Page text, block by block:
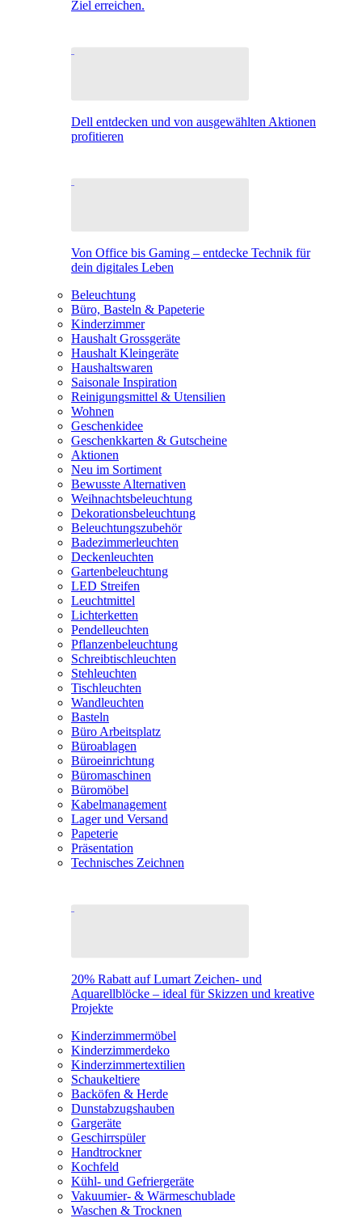
Ziel erreichen.
Dell entdecken und von ausgewählten Aktionen
profitieren
Von Office bis Gaming – entdecke Technik für
dein digitales Leben
Beleuchtung
Büro, Basteln & Papeterie
Kinderzimmer
Haushalt Grossgeräte
Haushalt Kleingeräte
Haushaltswaren
Saisonale Inspiration
Reinigungsmittel & Utensilien
Wohnen
Geschenkidee
Geschenkkarten & Gutscheine
Aktionen
Neu im Sortiment
Bewusste Alternativen
Weihnachtsbeleuchtung
Dekorationsbeleuchtung
Beleuchtungszubehör
Badezimmerleuchten
Deckenleuchten
Gartenbeleuchtung
LED Streifen
Leuchtmittel
Lichterketten
Pendelleuchten
Pflanzenbeleuchtung
Schreibtischleuchten
Stehleuchten
Tischleuchten
Wandleuchten
Basteln
Büro Arbeitsplatz
Büroablagen
Büroeinrichtung
Büromaschinen
Büromöbel
Kabelmanagement
Lager und Versand
Papeterie
Präsentation
Technisches Zeichnen
20% Rabatt auf Lumart Zeichen- und
Aquarellblöcke – ideal für Skizzen und kreative
Projekte
Kinderzimmermöbel
Kinderzimmerdeko
Kinderzimmertextilien
Schaukeltiere
Backöfen & Herde
Dunstabzugshauben
Gargeräte
Geschirrspüler
Handtrockner
Kochfeld
Kühl- und Gefriergeräte
Vakuumier- & Wärmeschublade
Waschen & Trocknen